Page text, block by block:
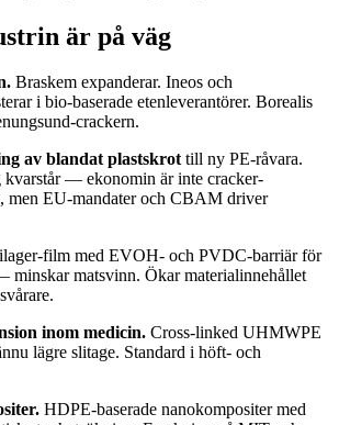
är på väg
Braskem expanderar. Ineos och
i bio-baserade etenleverantörer. Borealis
crackern.
av blandat plastskrottill ny PE-råvara.
kvarstår — ekonomin är inte cracker-
men EU-mandater och CBAM driver
film med EVOH- och PVDC-barriär för
minskar matsvinn. Ökar materialinnehållet
inom medicin. Cross-linked UHMWPE
lägre slitage. Standard i höft- och
HDPE-baserade nanokompositer med